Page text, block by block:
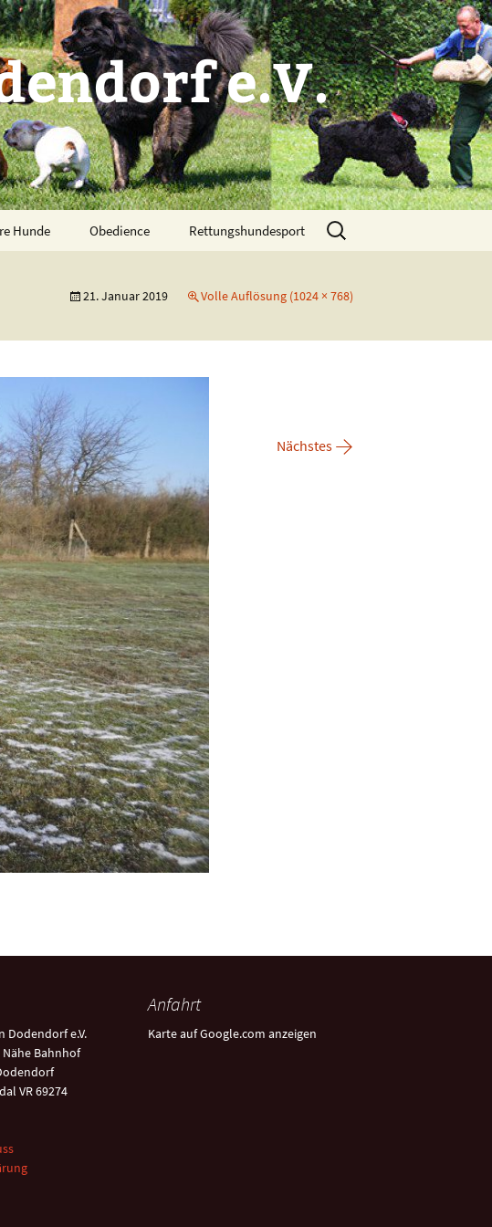
e.V.
Hunde Obedience Rettungshundesport
Suchen
nach:
21. Januar 2019 Volle Auflösung (1024 × 768)
Nächstes →
Dodendorf e.V.
Bahnhof
VR 69274
Anfahrt
Karte auf Google.com anzeigen